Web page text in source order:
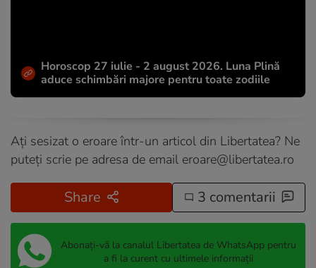
Horoscop 27 iulie - 2 august 2026. Luna Plină
aduce schimbări majore pentru toate zodiile
Ați sesizat o eroare într-un articol din Libertatea? Ne
puteți scrie pe adresa de email eroare@libertatea.ro
Share 3 comentarii
Abonați-vă la canalul Libertatea de WhatsApp pentru
a fi la curent cu ultimele informații